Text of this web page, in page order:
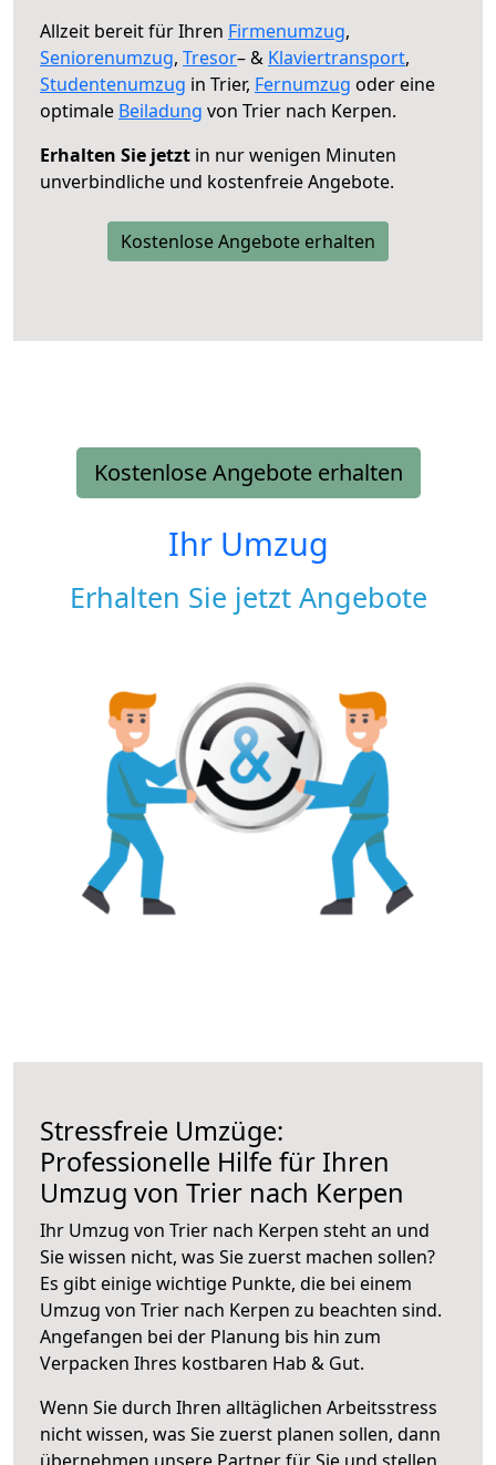
Allzeit bereit für Ihren Firmenumzug,
Seniorenumzug, Tresor– & Klaviertransport,
Studentenumzug in Trier, Fernumzug oder eine
optimale Beiladung von Trier nach Kerpen.
Erhalten Sie jetzt in nur wenigen Minuten
unverbindliche und kostenfreie Angebote.
Kostenlose Angebote erhalten
Kostenlose Angebote erhalten
Ihr Umzug
Erhalten Sie jetzt Angebote
Stressfreie Umzüge:
Professionelle Hilfe für Ihren
Umzug von Trier nach Kerpen
Ihr Umzug von Trier nach Kerpen steht an und
Sie wissen nicht, was Sie zuerst machen sollen?
Es gibt einige wichtige Punkte, die bei einem
Umzug von Trier nach Kerpen zu beachten sind.
Angefangen bei der Planung bis hin zum
Verpacken Ihres kostbaren Hab & Gut.
Wenn Sie durch Ihren alltäglichen Arbeitsstress
nicht wissen, was Sie zuerst planen sollen, dann